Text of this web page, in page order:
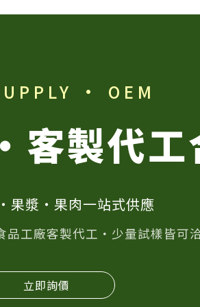
· OEM
客製代工
果漿・果肉一站式供應
品工廠客製代工・少量試樣皆可
立即詢價